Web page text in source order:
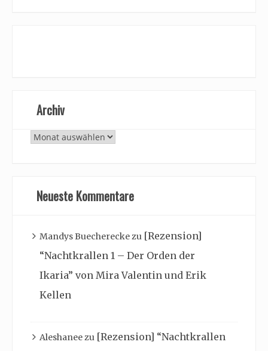
Archiv
Archiv
Neueste Kommentare
Mandys Buechereckezu [Rezension]
“Nachtkrallen 1 – Der Orden der
Ikaria” von Mira Valentin und Erik
Kellen
Aleshaneezu [Rezension] “Nachtkrallen